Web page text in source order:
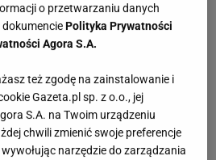
o przetwarzaniu danych
dokumenciePolityka Prywatności
Agora S.A.
też zgodę na zainstalowanie i
Gazeta.pl sp. z o.o., jej
S.A. na Twoim urządzeniu
chwili zmienić swoje preferencje
narzędzie do zarządzania